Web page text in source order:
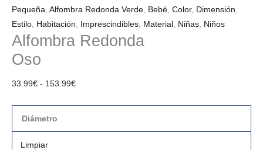
Pequeña Alfombra Redonda Verde Bebé Color, Dimensión
Estilo Habitación Imprescindibles Material Niñas Niños
Alfombra Redonda
Oso
33.99€ - 153.99€
Diámetro
Limpiar